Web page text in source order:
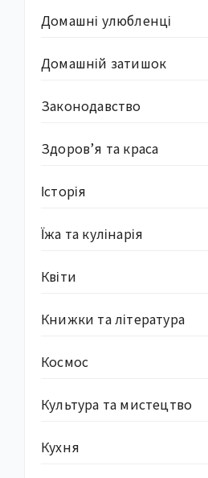
Домашні улюбленці
Домашній затишок
Законодавство
Здоров’я та краса
Історія
Їжа та кулінарія
Квіти
Книжки та література
Космос
Культура та мистецтво
Кухня